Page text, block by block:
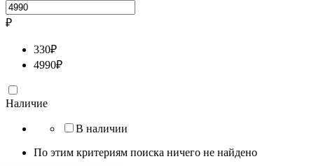
₽
330₽
4990₽
Наличие
В наличии
По этим критериям поиска ничего не найдено